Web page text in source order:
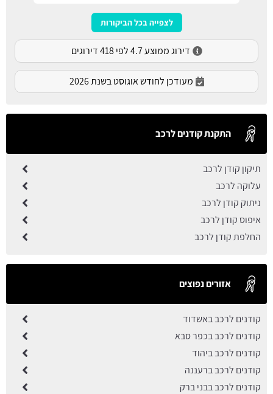
לצפייה בכל הביקורות
דירוג ממוצע 4.7 לפי 418 דירוגים
מעודכן לחודש אוגוסט בשנת 2026
התקנת קודנים לרכב
תיקון קודן לרכב
עלוקה לרכב
ניתוק קודן לרכב
איפוס קודן לרכב
החלפת קודן לרכב
אזורים נפוצים
קודנים לרכב באשדוד
קודנים לרכב בכפר סבא
קודנים לרכב ביהוד
קודנים לרכב ברעננה
קודנים לרכב בבני ברק